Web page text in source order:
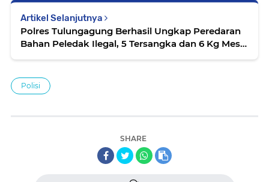
Artikel Selanjutnya
Polres Tulungagung Berhasil Ungkap Peredaran
Bahan Peledak Ilegal, 5 Tersangka dan 6 Kg Mesiu
Polisi
SHARE